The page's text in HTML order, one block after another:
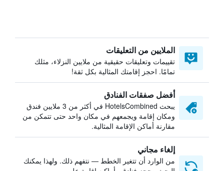
الملايين من التعليقات
تقييمات وتعليقات حقيقية من ملايين النزلاء، مثلك
تمامًا. احجز إقامتك المثالية بكل ثقة!
أفضل صفقات الفنادق
يبحث HotelsCombined في أكثر من 3 ملايين فندق
ومكان إقامة ويجمعهم في مكان واحد حتى تتمكن من
مقارنة أماكن الإقامة المثالية.
إلغاء مجاني
من الوارد أن تتغير الخطط — نتفهم ذلك. ولهذا يمكنك